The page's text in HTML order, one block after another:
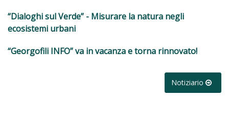
“Dialoghi sul Verde” - Misurare la natura negli
ecosistemi urbani
“Georgofili INFO” va in vacanza e torna rinnovato!
Notiziario